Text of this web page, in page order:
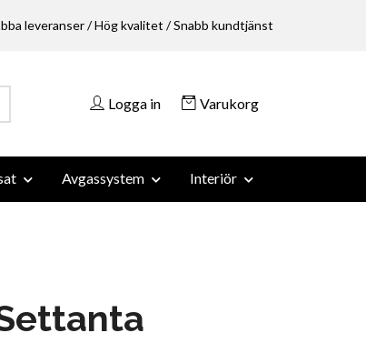
leveranser / Hög kvalitet / Snabb kundtjänst
Logga in Varukorg
Avgassystem Interiör